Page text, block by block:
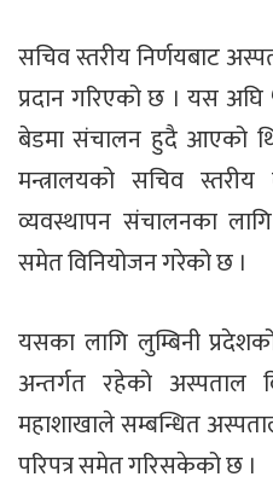
सचिव स्तरीय निर्णयबाट
प्रदान गरिएको छ । यस
बेडमा संचालन हुदै आएको
मन्त्रालयको सचिव
व्यवस्थापन संचालनका
समेत विनियोजन गरेको छ ।
यसका लागि लुम्बिनी
अन्तर्गत रहेको अस्पताल
महाशाखाले सम्बन्धित
परिपत्र समेत गरिसकेको छ ।